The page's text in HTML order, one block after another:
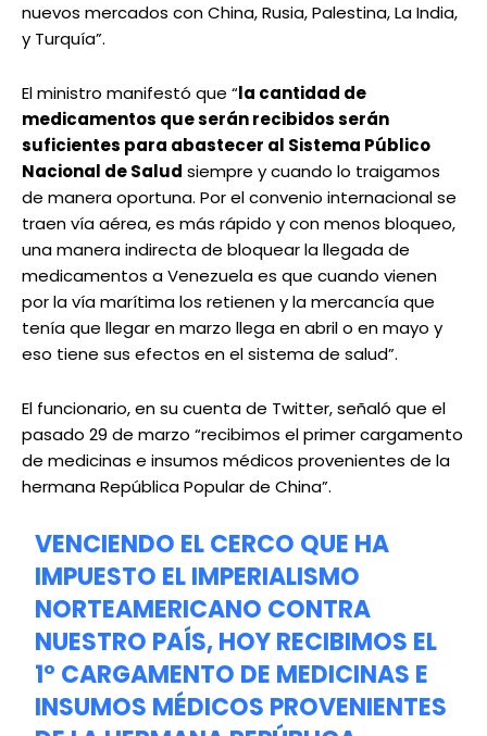
nuevos mercados con China, Rusia, Palestina, La India,
y Turquía”.
El ministro manifestó que “la cantidad de
medicamentos que serán recibidos serán
suficientes para abastecer al Sistema Público
Nacional de Salud siempre y cuando lo traigamos
de manera oportuna. Por el convenio internacional se
traen vía aérea, es más rápido y con menos bloqueo,
una manera indirecta de bloquear la llegada de
medicamentos a Venezuela es que cuando vienen
por la vía marítima los retienen y la mercancía que
tenía que llegar en marzo llega en abril o en mayo y
eso tiene sus efectos en el sistema de salud”.
El funcionario, en su cuenta de Twitter, señaló que el
pasado 29 de marzo “recibimos el primer cargamento
de medicinas e insumos médicos provenientes de la
hermana República Popular de China”.
VENCIENDO EL CERCO QUE HA
IMPUESTO EL IMPERIALISMO
NORTEAMERICANO CONTRA
NUESTRO PAÍS, HOY RECIBIMOS EL
1° CARGAMENTO DE MEDICINAS E
INSUMOS MÉDICOS PROVENIENTES